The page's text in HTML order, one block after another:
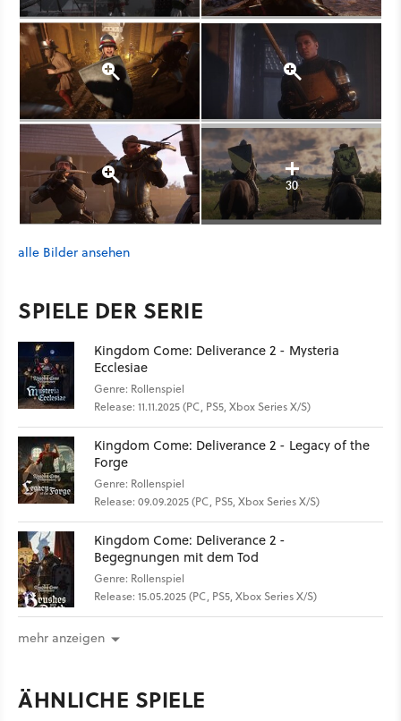
30
alle Bilder ansehen
SPIELE DER SERIE
Kingdom Come: Deliverance 2 - Mysteria
Ecclesiae
Genre: Rollenspiel
Release: 11.11.2025 (PC, PS5, Xbox Series X/S)
Kingdom Come: Deliverance 2 - Legacy of the
Forge
Genre: Rollenspiel
Release: 09.09.2025 (PC, PS5, Xbox Series X/S)
Kingdom Come: Deliverance 2 -
Begegnungen mit dem Tod
Genre: Rollenspiel
Release: 15.05.2025 (PC, PS5, Xbox Series X/S)
mehr anzeigen
ÄHNLICHE SPIELE